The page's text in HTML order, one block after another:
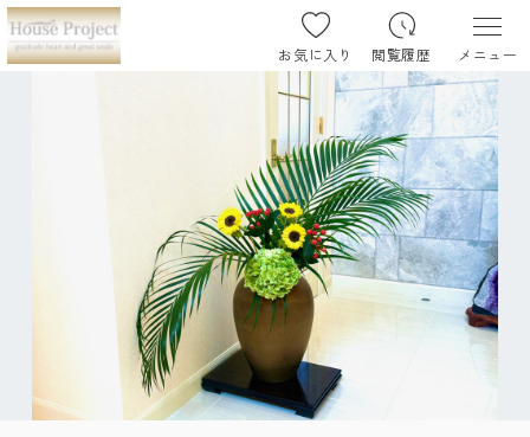
お気に入り 閲覧履歴 メニュー